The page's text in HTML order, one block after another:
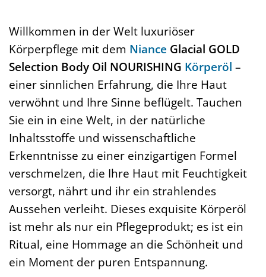
Willkommen in der Welt luxuriöser
Körperpflege mit dem Niance Glacial GOLD
Selection Body Oil NOURISHING Körperöl –
einer sinnlichen Erfahrung, die Ihre Haut
verwöhnt und Ihre Sinne beflügelt. Tauchen
Sie ein in eine Welt, in der natürliche
Inhaltsstoffe und wissenschaftliche
Erkenntnisse zu einer einzigartigen Formel
verschmelzen, die Ihre Haut mit Feuchtigkeit
versorgt, nährt und ihr ein strahlendes
Aussehen verleiht. Dieses exquisite Körperöl
ist mehr als nur ein Pflegeprodukt; es ist ein
Ritual, eine Hommage an die Schönheit und
ein Moment der puren Entspannung.